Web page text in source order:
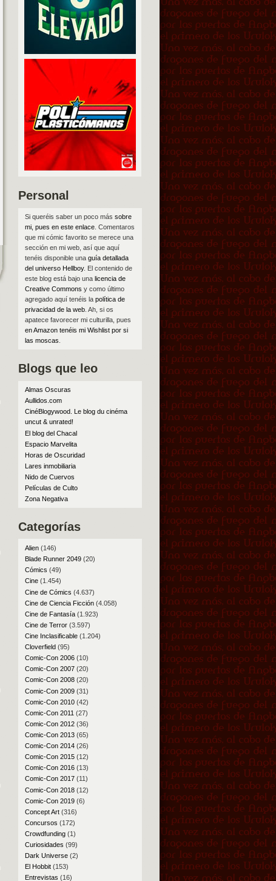
Personal
Si queréis saber un poco más sobre
mi, pues en este enlace. Comentaros
que mi cómic favorito se merece una
sección en mi web, así que aquí
tenéis disponible una guía detallada
del universo Hellboy. El contenido de
este blog está bajo una licencia de
Creative Commons y como último
agregado aquí tenéis la política de
privacidad de la web. Ah, si os
apatece favorecer mi culturilla, pues
en Amazon tenéis mi Wishlist por si
las moscas
Blogs que leo
Almas Oscuras
Aullidos.com
CinéBlogywood. Le blog du cinéma
uncut & unrated!
El blog del Chacal
Espacio Marvelita
Horas de Oscuridad
Lares inmobiliaria
Nido de Cuervos
Películas de Culto
Zona Negativa
Categorías
Alien(146)
Blade Runner 2049(20)
Cómics (49)
Cine(1.454)
Cine de Cómics (4.637)
Cine de Ciencia Ficción(4.058)
Cine de Fantasía(1.923)
Cine de Terror(3.597)
Cine Inclasificable(1.204)
Cloverfield(95)
Comic-Con 2006(10)
Comic-Con 2007(20)
Comic-Con 2008(20)
Comic-Con 2009(31)
Comic-Con 2010(42)
Comic-Con 2011 (27)
Comic-Con 2012(36)
Comic-Con 2013(65)
Comic-Con 2014(26)
Comic-Con 2015(12)
Comic-Con 2016(13)
Comic-Con 2017(11)
Comic-Con 2018(12)
Comic-Con 2019(6)
Concept Art(316)
Concursos (172)
Crowdfunding(1)
Curiosidades (99)
Dark Universe(2)
El Hobbit(153)
Entrevistas (16)